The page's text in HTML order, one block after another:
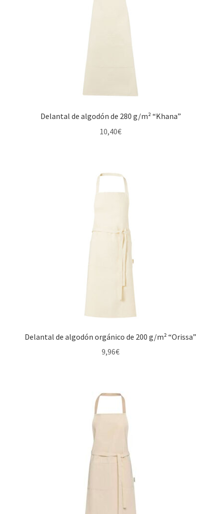
Delantal de algodón de 280 g/m² “Khana”
10,40€
Delantal de algodón orgánico de 200 g/m² “Orissa”
9,96€